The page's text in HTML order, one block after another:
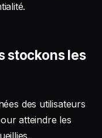
stockons les
des utilisateurs
atteindre les